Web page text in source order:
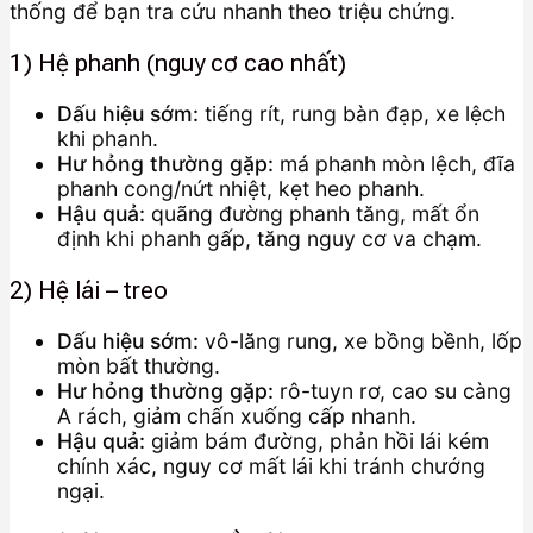
thống để bạn tra cứu nhanh theo triệu chứng.
1) Hệ phanh (nguy cơ cao nhất)
Dấu hiệu sớm: tiếng rít, rung bàn đạp, xe lệch
khi phanh.
Hư hỏng thường gặp: má phanh mòn lệch, đĩa
phanh cong/nứt nhiệt, kẹt heo phanh.
Hậu quả: quãng đường phanh tăng, mất ổn
định khi phanh gấp, tăng nguy cơ va chạm.
2) Hệ lái – treo
Dấu hiệu sớm: vô-lăng rung, xe bồng bềnh, lốp
mòn bất thường.
Hư hỏng thường gặp: rô-tuyn rơ, cao su càng
A rách, giảm chấn xuống cấp nhanh.
Hậu quả: giảm bám đường, phản hồi lái kém
chính xác, nguy cơ mất lái khi tránh chướng
ngại.